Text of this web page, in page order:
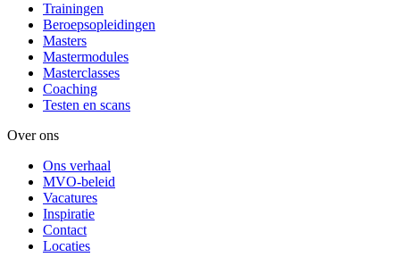
Trainingen
Beroepsopleidingen
Masters
Mastermodules
Masterclasses
Coaching
Testen en scans
Over ons
Ons verhaal
MVO-beleid
Vacatures
Inspiratie
Contact
Locaties